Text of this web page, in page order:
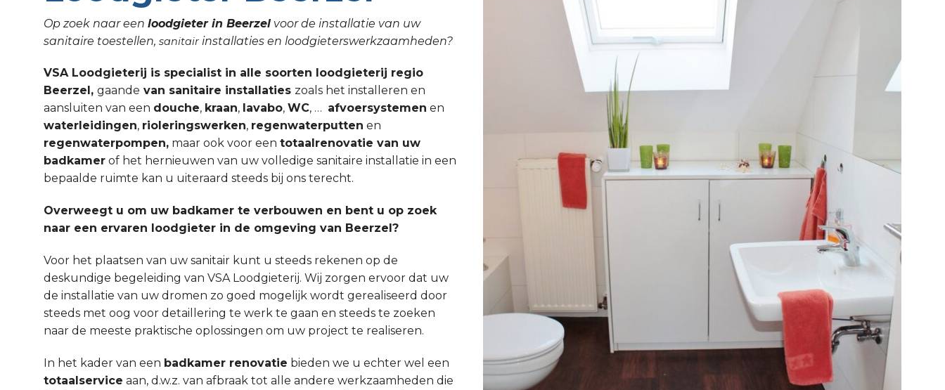
Op zoek naar een loodgieter in Beerzel voor de installatie van uw
sanitaire toestellen, sanitair installaties en loodgieterswerkzaamheden?
VSA Loodgieterij is specialist in alle soorten loodgieterij regio
Beerzel, gaande van sanitaire installaties zoals het installeren en
aansluiten van een douche, kraan, lavabo, WC, … afvoersystemen en
waterleidingen, rioleringswerken, regenwaterputten en
regenwaterpompen, maar ook voor een totaalrenovatie van uw
badkamer of het hernieuwen van uw volledige sanitaire installatie in een
bepaalde ruimte kan u uiteraard steeds bij ons terecht.
Overweegt u om uw badkamer te verbouwen en bent u op zoek
naar een ervaren loodgieter in de omgeving van Beerzel?
Voor het plaatsen van uw sanitair kunt u steeds rekenen op de
deskundige begeleiding van VSA Loodgieterij. Wij zorgen ervoor dat uw
de installatie van uw dromen zo goed mogelijk wordt gerealiseerd door
steeds met oog voor detaillering te werk te gaan en steeds te zoeken
naar de meeste praktische oplossingen om uw project te realiseren.
In het kader van een badkamer renovatie bieden we u echter wel een
totaalservice aan, d.w.z. van afbraak tot alle andere werkzaamheden die